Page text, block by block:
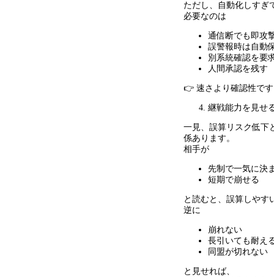
ただし、自動化しすぎ
必要なのは
通信断でも即攻
誤警報時は自動
別系統確認を要
人間承認を残す
👉 速さより確認性で
継戦能力を見せ
一見、誤算リスク低下
係あります。
相手が
先制で一気に決
短期で崩せる
と読むと、誤算しやす
逆に
崩れない
長引いても耐え
同盟が切れない
と見せれば、